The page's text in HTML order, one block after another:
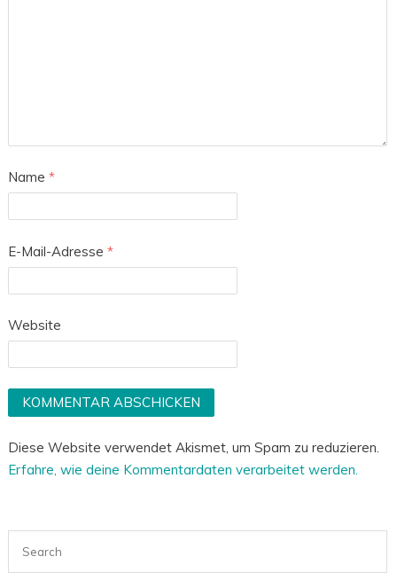
Name *
E-Mail-Adresse *
Website
Diese Website verwendet Akismet, um Spam zu reduzieren.
Erfahre, wie deine Kommentardaten verarbeitet werden.